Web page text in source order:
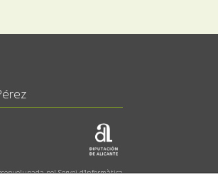
pel Servei d'Informàtica